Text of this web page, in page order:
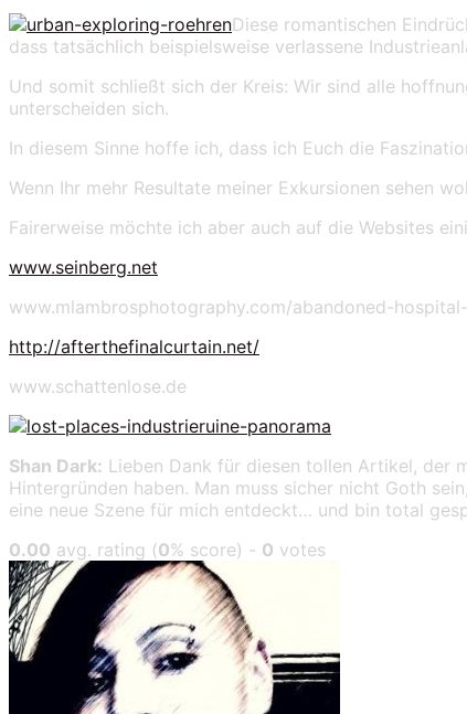
Diese romantischen
dass tatsächlich beispielsweise verlassene
Und somit schließt sich der Kreis: Wir sind alle
unterscheiden sich.
In diesem Sinne hoffe ich, dass ich Euch die
Wenn Ihr mehr Resultate meiner Exkursionen sehen
Fairerweise möchte ich aber auch auf die Websites
www.seinberg.net
www.mlambrosphotography.com/abandoned-
http://afterthefinalcurtain.net/
www.schattenlose.de
Shan Dark: Lieben Dank für diesen tollen Artikel, der
Hintergründen haben. Man muss sicher nicht Goth
eine neue Szene für mich entdeckt… und bin total
0.00 avg. rating (0% score) - 0 votes